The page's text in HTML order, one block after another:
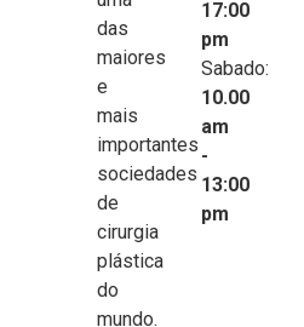
das
maiores
e
mais
importantes
sociedades
de
cirurgia
plástica
do
mundo.
17:00
pm
Sabado:
10.00
am
-
13:00
pm